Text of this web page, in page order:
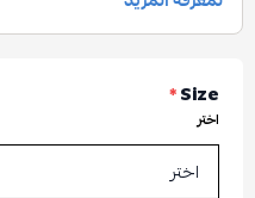
Size
*
اختر